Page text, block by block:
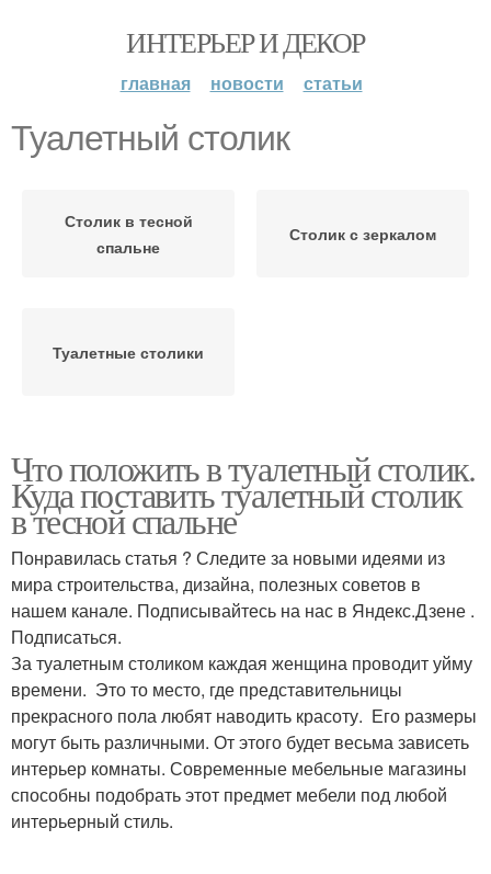
ИНТЕРЬЕР И ДЕКОР
главная новости статьи
Туалетный столик
Столик в тесной
спальне
Столик с зеркалом
Туалетные столики
Что положить в туалетный столик.
Куда поставить туалетный столик
в тесной спальне
Понравилась статья ? Следите за новыми идеями из
мира строительства, дизайна, полезных советов в
нашем канале. Подписывайтесь на нас в Яндекс.Дзене .
Подписаться.
За туалетным столиком каждая женщина проводит уйму
времени. Это то место, где представительницы
прекрасного пола любят наводить красоту. Его размеры
могут быть различными. От этого будет весьма зависеть
интерьер комнаты. Современные мебельные магазины
способны подобрать этот предмет мебели под любой
интерьерный стиль.